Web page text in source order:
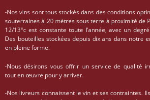
-Nos vins sont tous stockés dans des conditions
souterraines à 20 mètres sous terre à proximité de
12/13°c est constante toute l’année, avec un
Des bouteilles stockées depuis dix ans dans notre
en pleine forme.
-Nous désirons vous offrir un service de qualité
tout en œuvre pour y arriver.
-Nos livreurs connaissent le vin et ses contraintes.